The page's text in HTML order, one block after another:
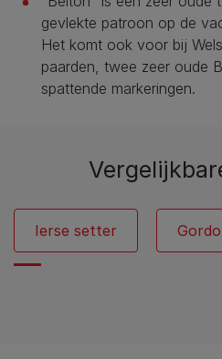
gevlekte patroon op de
Het komt ook voor bij
paarden, twee zeer oude
spattende markeringen.
Ierse setter